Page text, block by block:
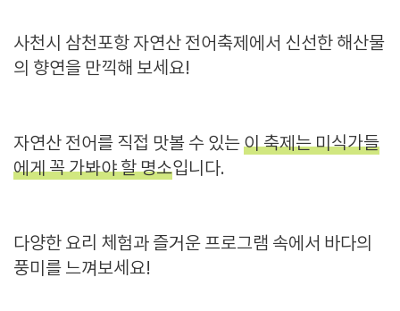
사천시 삼천포항 자연산 전어축제에서 신선한 해산물
의 향연을 만끽해 보세요!
자연산 전어를 직접 맛볼 수 있는이 축제는 미식가들
에게 꼭 가봐야 할 명소입니다.
다양한 요리 체험과 즐거운 프로그램 속에서 바다의
풍미를 느껴보세요!